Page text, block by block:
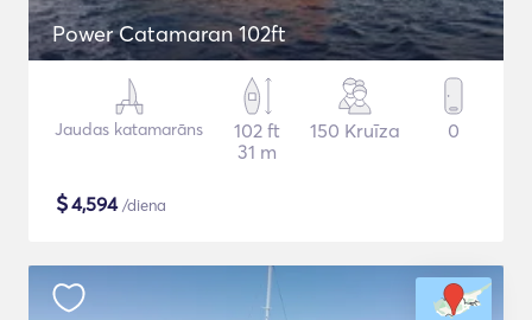
Power Catamaran 102ft
Jaudas katamarāns
102 ft
31 m
150 Kruīza 0
$4,594/diena